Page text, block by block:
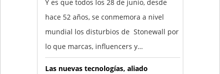
Y es que todos los 28 de junio, desde
hace 52 años, se conmemora a nivel
mundial los disturbios de Stonewall por
lo que marcas, influencers y…
Las nuevas tecnologías, aliado